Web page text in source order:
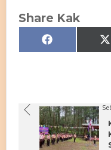
Share Kak
Share
on
Facebook X